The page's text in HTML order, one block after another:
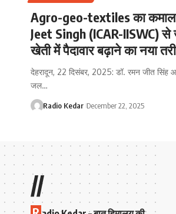
Agro-geo-textiles का
Jeet Singh (ICAR-IISWC) से
खेती में पैदावार बढ़ाने का नया
देहरादून, 22 दिसंबर, 2025: डॉ. रमन जीत सिंह
जल…
Radio Kedar December 22, 2025
//